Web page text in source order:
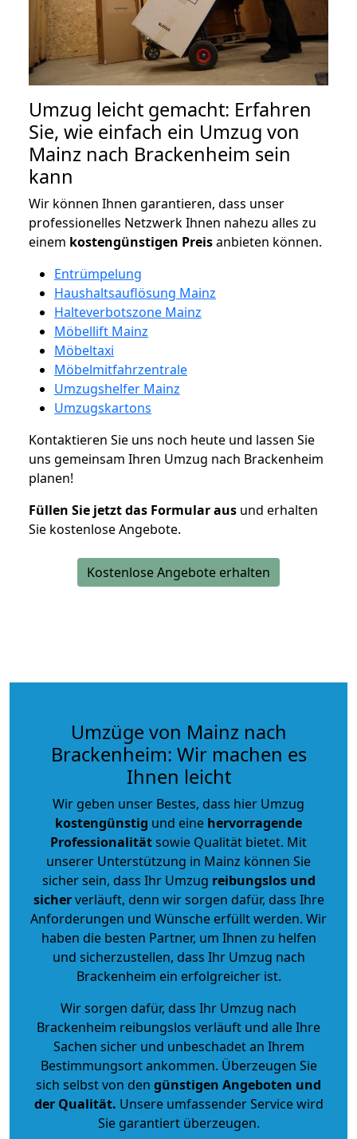
Umzug leicht gemacht: Erfahren
Sie, wie einfach ein Umzug von
Mainz nach Brackenheim sein
kann
Wir können Ihnen garantieren, dass unser
professionelles Netzwerk Ihnen nahezu alles zu
einem kostengünstigen Preisanbieten können.
Entrümpelung
Haushaltsauflösung Mainz
Halteverbotszone Mainz
Möbellift Mainz
Möbeltaxi
Möbelmitfahrzentrale
Umzugshelfer Mainz
Umzugskartons
Kontaktieren Sie uns noch heute und lassen Sie
uns gemeinsam Ihren Umzug nach Brackenheim
planen!
Füllen Sie jetzt das Formular aus und erhalten
Sie kostenlose Angebote.
Kostenlose Angebote erhalten
Umzüge von Mainz nach
Brackenheim: Wir machen es
Ihnen leicht
Wir geben unser Bestes, dass hier Umzug
kostengünstig und eine hervorragende
Professionalitätsowie Qualität bietet. Mit
unserer Unterstützung in Mainz können Sie
sicher sein, dass Ihr Umzug reibungslos und
sicherverläuft, denn wir sorgen dafür, dass Ihre
Anforderungen und Wünsche erfüllt werden. Wir
haben die besten Partner, um Ihnen zu helfen
und sicherzustellen, dass Ihr Umzug nach
Brackenheim ein erfolgreicher ist.
Wir sorgen dafür, dass Ihr Umzug nach
Brackenheim reibungslos verläuft und alle Ihre
Sachen sicher und unbeschadet an Ihrem
Bestimmungsort ankommen. Überzeugen Sie
sich selbst von den günstigen Angeboten und
der Qualität. Unsere umfassender Service wird
Sie garantiert überzeugen.